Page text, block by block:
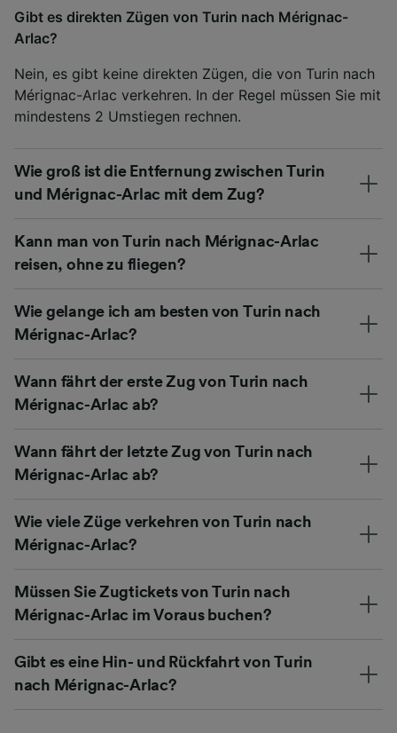
Gibt es direkten Zügen von Turin nach Mérignac-
Arlac?
Nein, es gibt keine direkten Zügen, die von Turin nach
Mérignac-Arlac verkehren. In der Regel müssen Sie mit
mindestens 2 Umstiegen rechnen.
Wie groß ist die Entfernung zwischen Turin
und Mérignac-Arlac mit dem Zug?
Kann man von Turin nach Mérignac-Arlac
reisen, ohne zu fliegen?
Wie gelange ich am besten von Turin nach
Mérignac-Arlac?
Wann fährt der erste Zug von Turin nach
Mérignac-Arlac ab?
Wann fährt der letzte Zug von Turin nach
Mérignac-Arlac ab?
Wie viele Züge verkehren von Turin nach
Mérignac-Arlac?
Müssen Sie Zugtickets von Turin nach
Mérignac-Arlac im Voraus buchen?
Gibt es eine Hin- und Rückfahrt von Turin
nach Mérignac-Arlac?